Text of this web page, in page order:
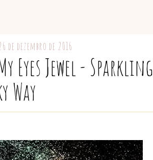
de dezembro de 2016
Eyes Jewel - Sparkling
Way